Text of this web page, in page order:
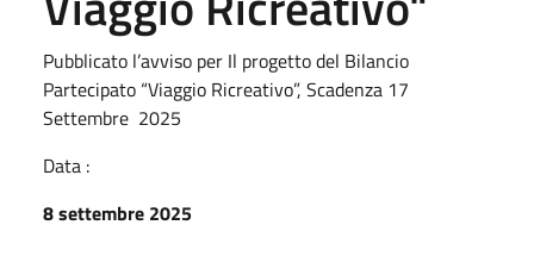
Pubblicato l’avviso per Il progetto del Bilancio
Partecipato “Viaggio Ricreativo”, Scadenza 17
Settembre 2025
Data :
8 settembre 2025